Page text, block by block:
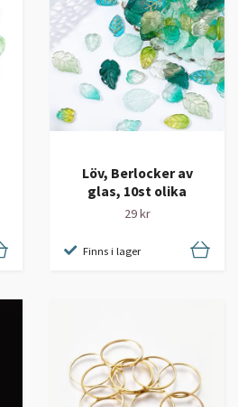
Löv, Berlocker av
glas, 10st olika
29 kr
Finns i lager